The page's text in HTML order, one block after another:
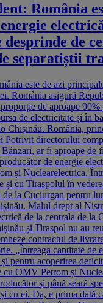
România
desprinde de
separatiștii
este de azi
România asigură
de aproape
de electricitate și în
Chișinău. România,
Potrivit directorului
ar fi aproape de
de energie
și Nuclearelectrica.
și cu Tiraspolul în
de la Cuciurgan pentru
Malul drept al
de la centrala de la
și Tiraspol nu au
contractul de
„Întreaga cantitate de
pentru acoperirea
cu OMV Petrom și
și până seară
cu ei. Da, e prima dată